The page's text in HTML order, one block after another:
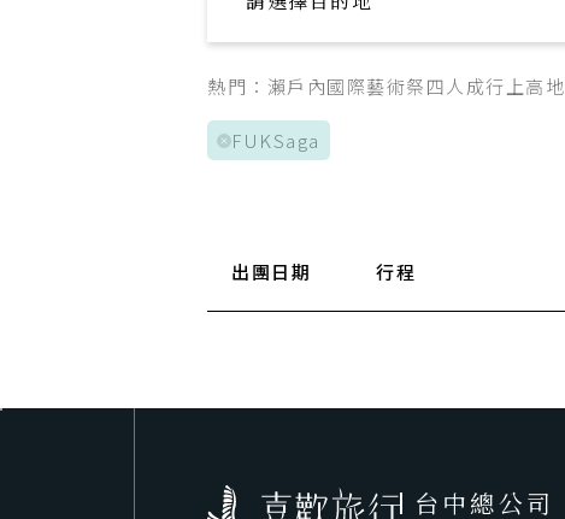
熱門： 瀨戶內國際藝術祭四人成行 上高地
FUKSaga
出團日期 行程
台中總公司